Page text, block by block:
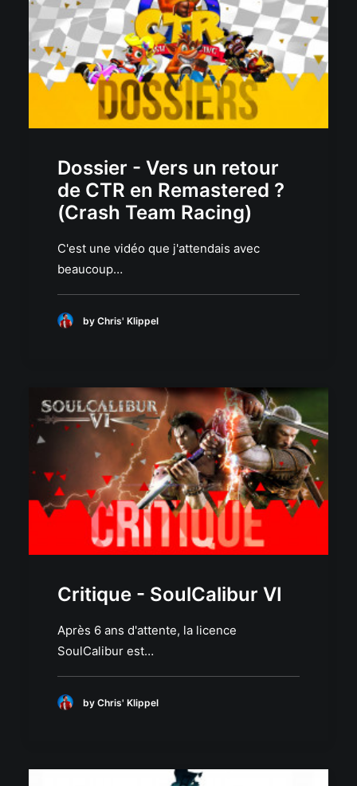
Dossier - Vers un retour
de CTR en Remastered ?
(Crash Team Racing)
C'est une vidéo que j'attendais avec
beaucoup…
by Chris' Klippel
Critique - SoulCalibur VI
Après 6 ans d'attente, la licence
SoulCalibur est…
by Chris' Klippel